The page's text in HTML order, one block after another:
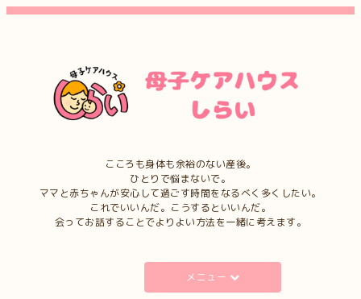
こころも身体も余裕のない産後。
ひとりで悩まないで。
ママと赤ちゃんが安心して過ごす時間をなるべく多くしたい。
これでいいんだ。こうするといいんだ。
会ってお話することでよりよい方法を一緒に考えます。
メニュー